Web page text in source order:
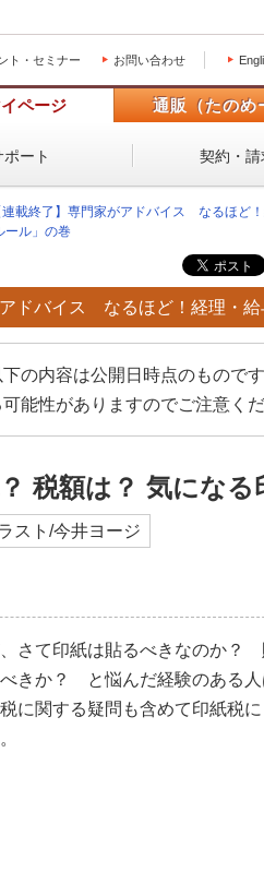
ト・セミナー お問い合わせ
ページ 通販（たのめ
ポート 契約・請
連載終了】専門家がアドバイス なるほど
ール」の巻
アドバイス なるほど！経理・給
の内容は公開日時点のものです
能性がありますのでご注意くだ
？ 税額は？ 気にな
スト/今井ヨージ
さて印紙は貼るべきなのか？
きか？ と悩んだ経験のある人
に関する疑問も含めて印紙税